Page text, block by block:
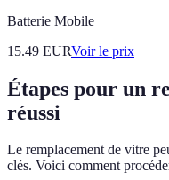
Batterie Mobile
15.49 EURVoir le prix
Étapes pour un
réussi
Le remplacement de vitre
clés. Voici comment